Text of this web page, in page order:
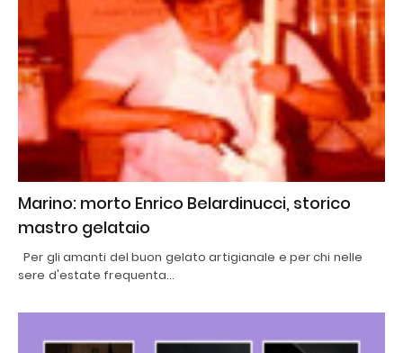
Marino: morto Enrico Belardinucci, storico
mastro gelataio
Per gli amanti del buon gelato artigianale e per chi nelle
sere d'estate frequenta…